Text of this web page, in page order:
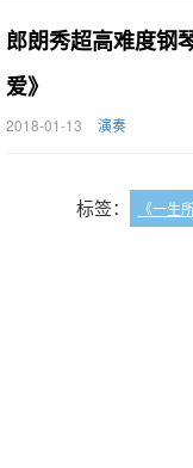
郎朗秀超高难度钢
爱》
2018-01-13 演奏
标签： 《一生